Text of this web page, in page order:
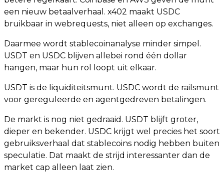
een nieuw betaalverhaal. x402 maakt USDC
bruikbaar in webrequests, niet alleen op exchanges.
Daarmee wordt stablecoinanalyse minder simpel.
USDT en USDC blijven allebei rond één dollar
hangen, maar hun rol loopt uit elkaar.
USDT is de liquiditeitsmunt. USDC wordt de railsmunt
voor gereguleerde en agentgedreven betalingen.
De markt is nog niet gedraaid. USDT blijft groter,
dieper en bekender. USDC krijgt wel precies het soort
gebruiksverhaal dat stablecoins nodig hebben buiten
speculatie. Dat maakt de strijd interessanter dan de
market cap alleen laat zien.